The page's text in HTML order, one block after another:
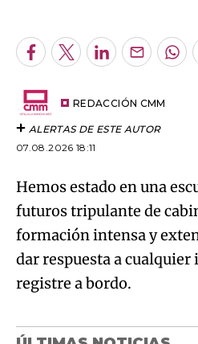
Facebook
TwitterLinkedInEnviar
REDACCIÓN CMM
ALERTAS DE ESTE AUTOR
07.08.2026 18:11
Hemos estado en una
futuros tripulante de
formación intensa y
dar respuesta a cualquier
registre a bordo.